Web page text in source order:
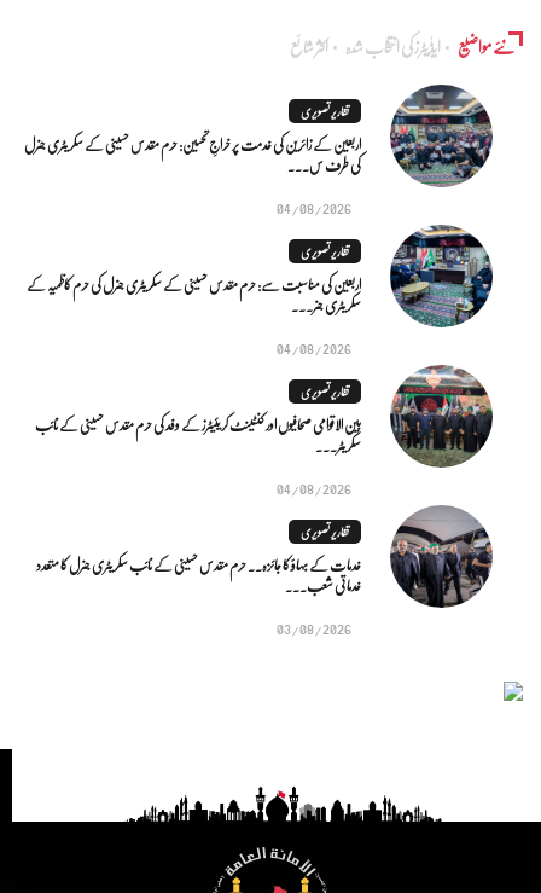
نئے مواضیع ایڈٰیٹرز کی انتخاب شدہ اکثر شائع
تقاریر تصویری
اربعین کے زائرین کی خدمت پر خراجِ تحسین: حرم مقدس حسینی کے سکریٹری جنرل
کی طرف س...
04/08/2026
تقاریر تصویری
اربعین کی مناسبت سے: حرم مقدس حسینی کے سکریٹری جنرل کی حرم کاظمیہ کے
سکریٹری جنر...
04/08/2026
تقاریر تصویری
بین الاقوامی صحافیوں اور کنٹینٹ کریئیٹرز کے وفد کی حرم مقدس حسینی کے نائب
سکریٹر...
04/08/2026
تقاریر تصویری
خدمات کے بہاؤ کا جائزہ.. حرم مقدس حسینی کے نائب سکریٹری جنرل کا متعدد
خدماتی شعب...
03/08/2026